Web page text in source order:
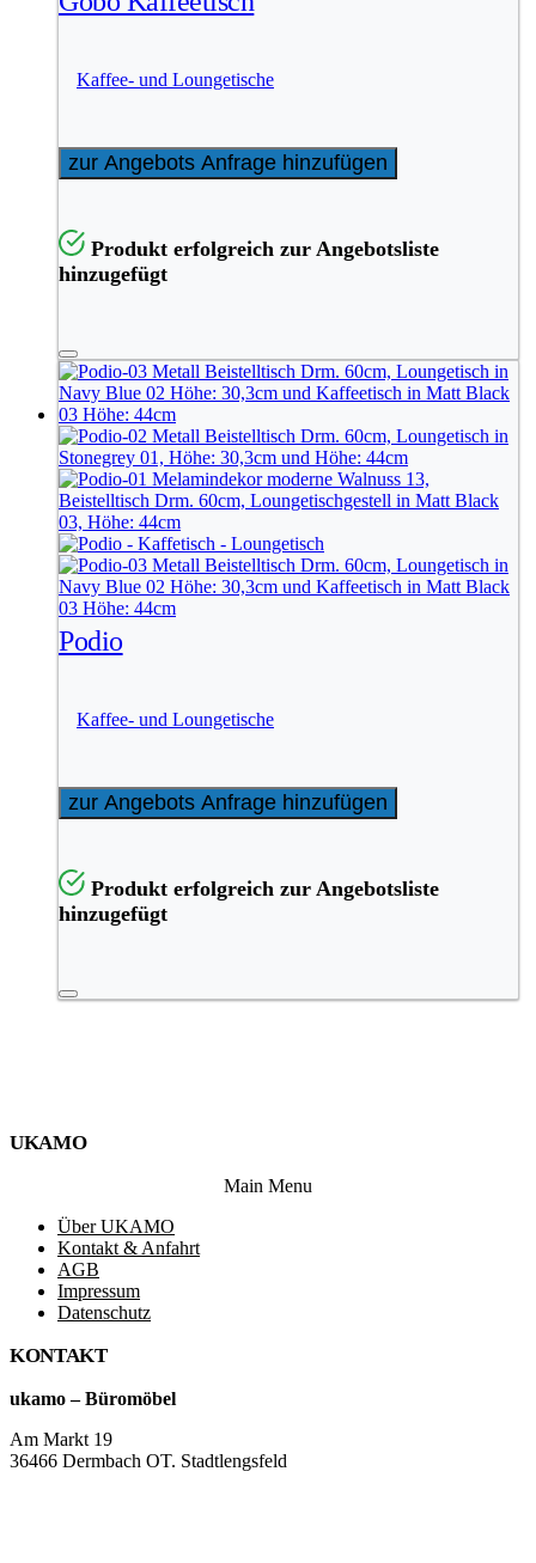
Kaffee- und Loungetische
zur Angebots Anfrage hinzufügen
Produkt erfolgreich zur Angebotsliste
hinzugefügt
Podio
Kaffee- und Loungetische
zur Angebots Anfrage hinzufügen
Produkt erfolgreich zur Angebotsliste
hinzugefügt
UKAMO
Main Menu
Über UKAMO
Kontakt & Anfahrt
AGB
Impressum
Datenschutz
KONTAKT
ukamo – Büromöbel
Am Markt 19
36466 Dermbach OT. Stadtlengsfeld